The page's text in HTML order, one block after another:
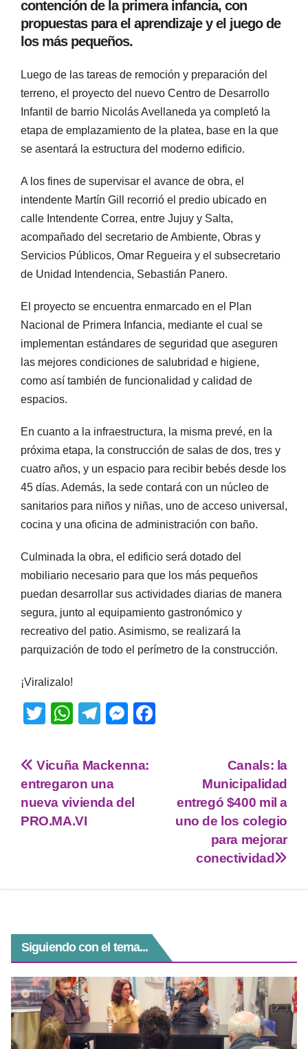
contención de la primera infancia, con
propuestas para el aprendizaje y el juego de
los más pequeños.
Luego de las tareas de remoción y preparación del
terreno, el proyecto del nuevo Centro de Desarrollo
Infantil de barrio Nicolás Avellaneda ya completó la
etapa de emplazamiento de la platea, base en la que
se asentará la estructura del moderno edificio.
A los fines de supervisar el avance de obra, el
intendente Martín Gill recorrió el predio ubicado en
calle Intendente Correa, entre Jujuy y Salta,
acompañado del secretario de Ambiente, Obras y
Servicios Públicos, Omar Regueira y el subsecretario
de Unidad Intendencia, Sebastián Panero.
El proyecto se encuentra enmarcado en el Plan
Nacional de Primera Infancia, mediante el cual se
implementan estándares de seguridad que aseguren
las mejores condiciones de salubridad e higiene,
como así también de funcionalidad y calidad de
espacios.
En cuanto a la infraestructura, la misma prevé, en la
próxima etapa, la construcción de salas de dos, tres y
cuatro años, y un espacio para recibir bebés desde los
45 días. Además, la sede contará con un núcleo de
sanitarios para niños y niñas, uno de acceso universal,
cocina y una oficina de administración con baño.
Culminada la obra, el edificio será dotado del
mobiliario necesario para que los más pequeños
puedan desarrollar sus actividades diarias de manera
segura, junto al equipamiento gastronómico y
recreativo del patio. Asimismo, se realizará la
parquización de todo el perímetro de la construcción.
¡Viralizalo!
T
tt
er
W
at
s
A
p
T
e
gr
a
M
ss
n
Canals: la
Municipalidad
entregó $400 mil a
uno de los colegio
para mejorar
conectividad
Vicuña Mackenna:
entregaron una
nueva vivienda del
PRO.MA.VI
Siguiendo con el tema...